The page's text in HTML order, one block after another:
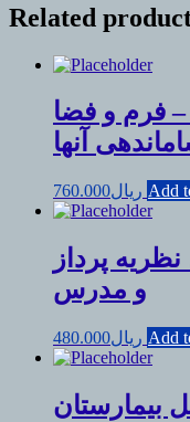
Related
فرم و فضا
آنها
ریال760.000 Add
پرداز
و مدرس
ریال480.000 Add
بیمارستان